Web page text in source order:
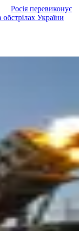
Росія перевиконує
України